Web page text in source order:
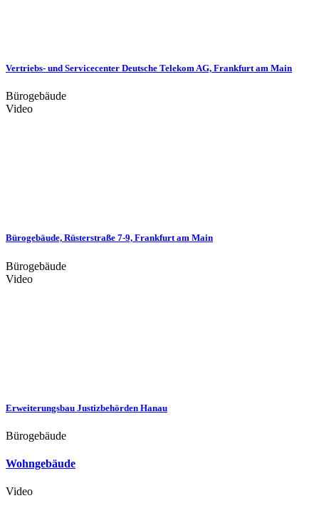
Vertriebs- und Servicecenter Deutsche Telekom AG, Frankfurt am Main
Bürogebäude
Video
Bürogebäude, Rüsterstraße 7-9, Frankfurt am Main
Bürogebäude
Video
Erweiterungsbau Justizbehörden Hanau
Bürogebäude
Wohngebäude
Video